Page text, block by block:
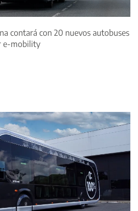
contará con 20 nuevos autobuses
e-mobility